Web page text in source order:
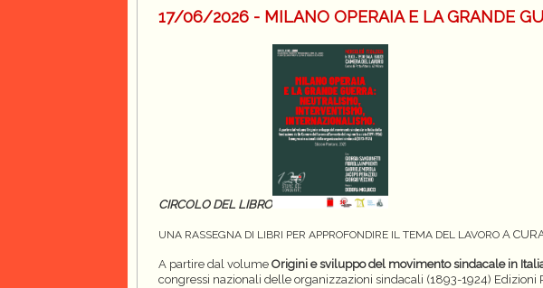
17/06/2026 - MILANO OPERAIA E LA GRANDE
CIRCOLO DEL LIBRO
UNA RASSEGNA DI LIBRI PER APPROFONDIRE IL TEMA DEL LAVORO A
A partire dal volume Origini e sviluppo del movimento sindacale in
congressi nazionali delle organizzazioni sindacali (1893-1924) Edizioni